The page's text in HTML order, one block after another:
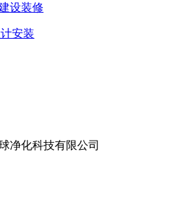
设装修
安装
净化科技有限公司